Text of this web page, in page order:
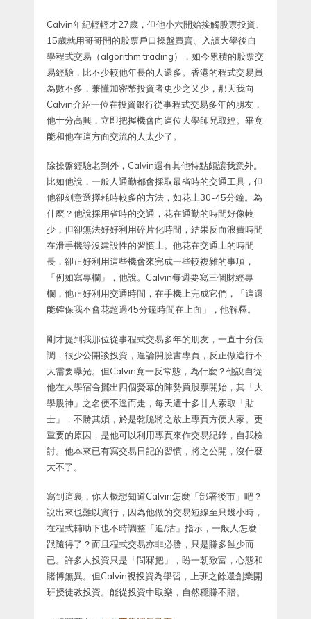
Calvin年紀輕輕才27歲，但他小六開始接觸股票投資、
15歲就用哥哥開的股票戶口操盤買賣、入讀大學後自
學程式交易（algorithm trading），如今累積的股票交
易經驗，比不少較他年長的人還多。香港的程式交易員
為數不多，兼懂加密幣投資者更少之又少，那天我向
Calvin介紹一位在投資銀行從事程式交易多年的朋友，
他十分高興，立即把握機會向這位大學師兄取經。畢竟
能和他在這方面交流的人太少了。
除操盤經驗老到外，Calvin還有其他特點頗讓我意外。
比如他說，一般人通勤都會採取最省時的交通工具，但
他卻刻意選擇耗時較多的方法，如花上30-45分鐘。為
什麼？他說採用省時的交通，花在通勤的時間好像較
少，但卻無法好好利用碎片化時間，結果反而浪費時間
在滑手機等沒建設性的習慣上。他花在交通上的時間
長，卻正好利用這些機會來完成一些較複雜的事項，
「例如寫專欄」，他說。Calvin每週要寫三個財經專
欄，他正好利用交通時間，在手機上完成它們，「這還
能確保我不會花超過45分鐘時間在上面」，他解釋。
剛才提到我那位從事程式交易多年的朋友，一直十分低
調，很少公開談投資，遑論開臉書專頁，反正做這行不
大需要曝光。但Calvin竟一反常態，為什麼？他說自從
他在大學宿舍擺出四個熒幕的陣勢買股票開始，其「大
學股神」之名便不逕而走，每天遭十多廿人索取「貼
士」，不勝其煩，於是乾脆將之放上專頁方便大家。更
重要的原因，是他可以利用專頁來作交易紀錄，自我檢
討。他本來已有寫交易日記的習慣，將之公開，沒什麼
大不了。
寫到這裏，你大概想知道Calvin怎麼「部署後市」吧？
說出來也難以實行，因為他做的交易短線至只幾小時，
在程式輔助下也不時調整「追/沽」指示，一般人怎麼
跟隨得了？而且程式交易亦非必勝，只是賺多蝕少而
已。許多人投資只是「問冧把」，盼一朝致富，心態和
賭博無異。但Calvin視投資為學習，上班之餘還創業開
班授徒教投資。能從投資中取樂，自然穩賺不賠。